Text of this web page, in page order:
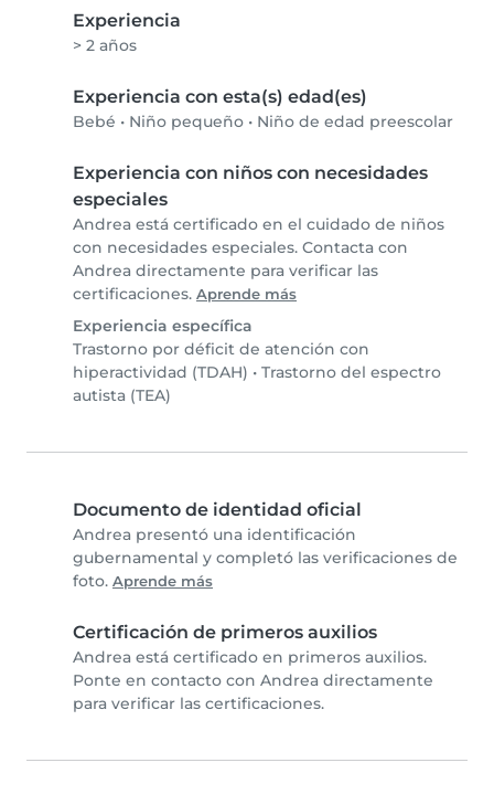
Experiencia
> 2 años
Experiencia con esta(s) edad(es)
Bebé • Niño pequeño • Niño de edad preescolar
Experiencia con niños con necesidades
especiales
Andrea está certificado en el cuidado de niños
con necesidades especiales. Contacta con
Andrea directamente para verificar las
certificaciones. Aprende más
Experiencia específica
Trastorno por déficit de atención con
hiperactividad (TDAH) • Trastorno del espectro
autista (TEA)
Documento de identidad oficial
Andrea presentó una identificación
gubernamental y completó las verificaciones de
foto. Aprende más
Certificación de primeros auxilios
Andrea está certificado en primeros auxilios.
Ponte en contacto con Andrea directamente
para verificar las certificaciones.